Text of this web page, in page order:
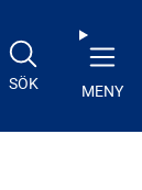
SÖK MENY